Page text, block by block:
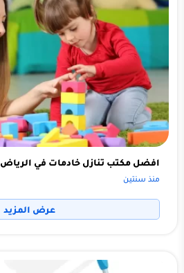
افضل مكتب تنازل خادمات في الرياض
منذ سنتين
عرض المزيد